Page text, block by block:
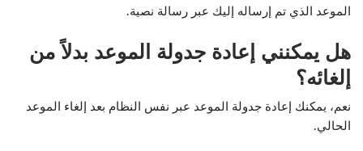
الموعد الذي تم إرساله إليك عبر رسالة نصية.
هل يمكنني إعادة جدولة الموعد بدلاً من
إلغائه؟
نعم، يمكنك إعادة جدولة الموعد عبر نفس النظام بعد إلغاء الموعد
الحالي.